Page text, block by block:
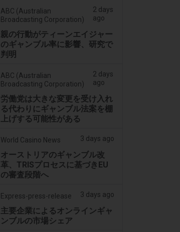
ABC (Australian
Broadcasting Corporation)
2 days
ago
親の行動がティーンエイジャー
のギャンブル率に影響、研究で
判明
ABC (Australian
Broadcasting Corporation)
2 days
ago
労働党は大きな変更を受け入れ
る代わりにギャンブル法案を棚
上げする可能性がある
World Casino News 3 days ago
オーストリアのギャンブル改
革、TRISプロセスに基づきEU
の審査段階へ
Express-press-release 3 days ago
主要企業によるオンラインギャ
ンブルの市場シェア